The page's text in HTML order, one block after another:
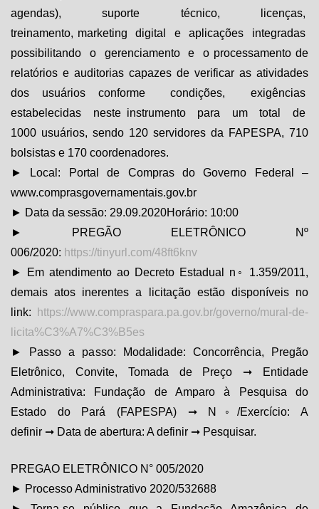
agendas), suporte técnico, licenças,
treinamento, marketing digital e aplicações integradas
possibilitando o gerenciamento e o processamento de
relatórios e auditorias capazes de verificar as atividades
dos usuários conforme condições, exigências
estabelecidas neste instrumento para um total de
1000 usuários, sendo 120 servidores da FAPESPA, 710
bolsistas e 170 coordenadores.
► Local: Portal de Compras do Governo Federal –
www.comprasgovernamentais.gov.br
► Data da sessão: 29.09.2020Horário: 10:00
► PREGÃO ELETRÔNICO Nº
006/2020: https://tinyurl.com/48ft6knv
► Em atendimento ao Decreto Estadual n◦ 1.359/2011,
demais atos inerentes a licitação estão disponíveis no
link:
https://www.compraspara.pa.gov.br/governo/mural-de-
licita%C3%A7%C3%B5es
► Passo a passo: Modalidade: Concorrência, Pregão
Eletrônico, Convite, Tomada de Preço ➞ Entidade
Administrativa: Fundação de Amparo à Pesquisa do
Estado do Pará (FAPESPA) ➞ N◦/Exercício: A
definir ➞ Data de abertura: A definir ➞ Pesquisar.
PREGAO ELETRÔNICO N° 005/2020
► Processo Administrativo 2020/532688